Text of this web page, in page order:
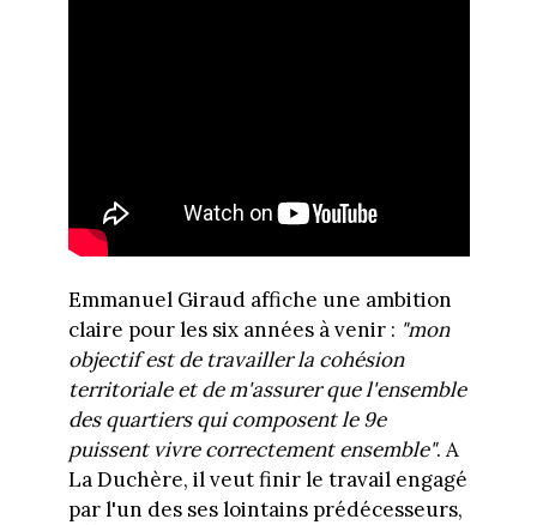
Emmanuel Giraud affiche une ambition
claire pour les six années à venir : "mon
objectif est de travailler la cohésion
territoriale et de m'assurer que l'ensemble
des quartiers qui composent le 9e
puissent vivre correctement ensemble". A
La Duchère, il veut finir le travail engagé
par l'un des ses lointains prédécesseurs,